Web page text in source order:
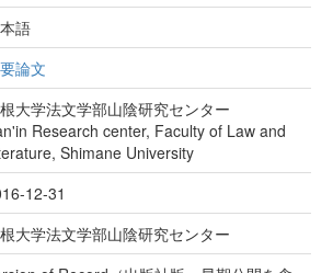
語
論文
大学法文学部山陰研究センター
Research center, Faculty of Law and
Shimane University
12-31
大学法文学部山陰研究センター